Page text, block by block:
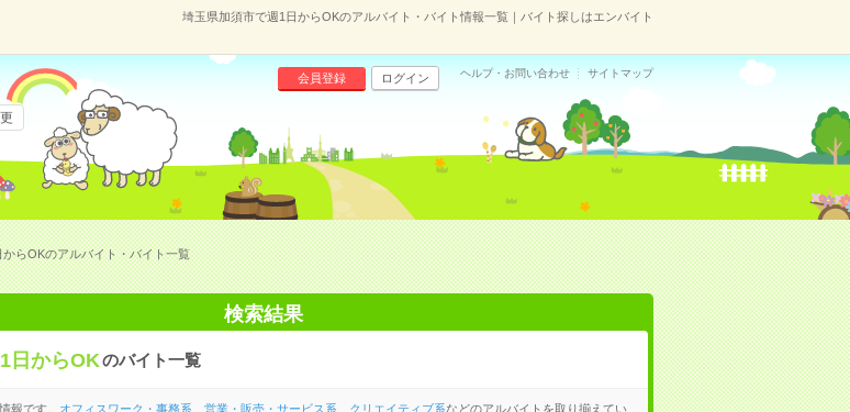
埼玉県加須市で週1日からOKのアルバイト・バイト情報一覧｜バイト探しはエンバイト
会員登録 ログイン ヘルプ・お問い合わせ サイトマップ
らOKのアルバイト・バイト一覧
検索結果
日からOKのバイト一覧
報です。 オフィスワーク・事務系 営業・販売・サービス系 クリエイティブ系などのアルバイトを取り揃えてい